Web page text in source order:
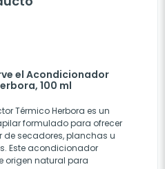
el Acondicionador
100 ml
Térmico Herbora es un
formulado para ofrecer
de secadores, planchas u
Este acondicionador
origen natural para